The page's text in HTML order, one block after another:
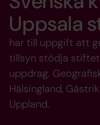
Uppsala
har till uppgift att
tillsyn stödja
uppdrag.
Hälsingland,
Uppland.